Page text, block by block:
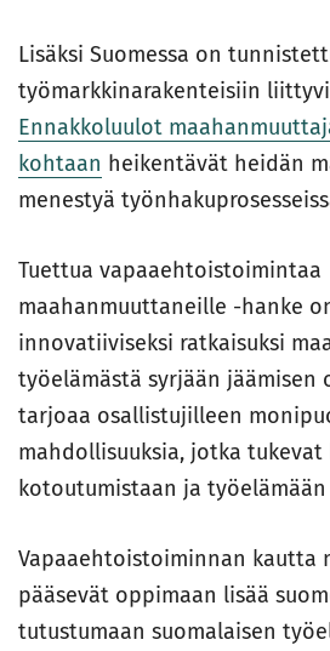
Lisäksi Suomessa on
työmarkkinarakenteisiin
Ennakkoluulot
kohtaan heikentävät heidän
menestyä
Tuettua vapaaehtoistoimintaa
maahanmuuttaneille -hanke
innovatiiviseksi ratkaisuksi
työelämästä syrjään jäämisen
tarjoaa osallistujilleen
mahdollisuuksia, jotka tukevat
kotoutumistaan ja
Vapaaehtoistoiminnan kautta
pääsevät oppimaan lisää
tutustumaan suomalaisen